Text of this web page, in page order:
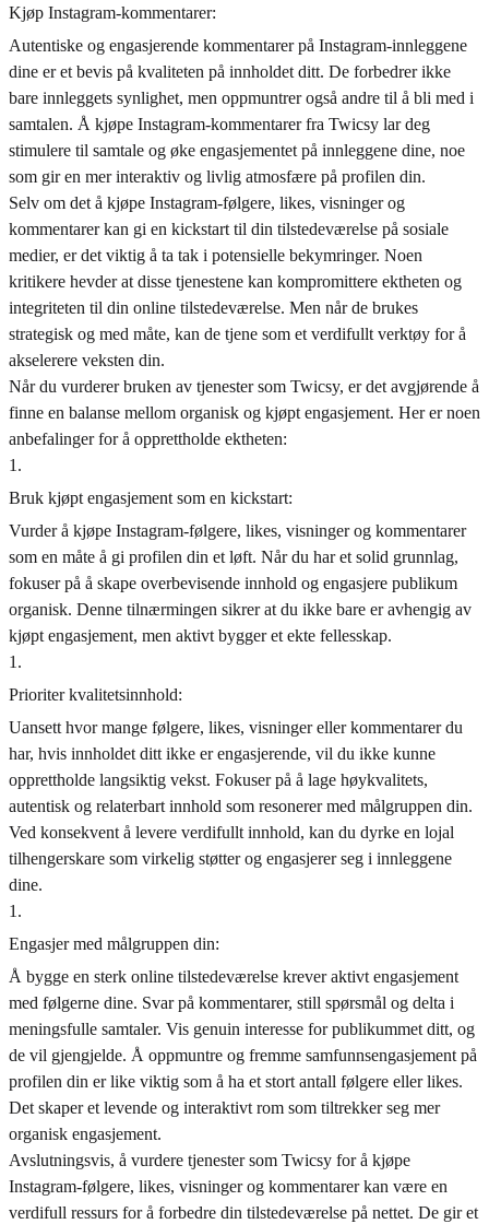
Kjøp Instagram-kommentarer:
Autentiske og engasjerende kommentarer på Instagram-innleggene
dine er et bevis på kvaliteten på innholdet ditt. De forbedrer ikke
bare innleggets synlighet, men oppmuntrer også andre til å bli med i
samtalen. Å kjøpe Instagram-kommentarer fra Twicsy lar deg
stimulere til samtale og øke engasjementet på innleggene dine, noe
som gir en mer interaktiv og livlig atmosfære på profilen din.
Selv om det å kjøpe Instagram-følgere, likes, visninger og
kommentarer kan gi en kickstart til din tilstedeværelse på sosiale
medier, er det viktig å ta tak i potensielle bekymringer. Noen
kritikere hevder at disse tjenestene kan kompromittere ektheten og
integriteten til din online tilstedeværelse. Men når de brukes
strategisk og med måte, kan de tjene som et verdifullt verktøy for å
akselerere veksten din.
Når du vurderer bruken av tjenester som Twicsy, er det avgjørende å
finne en balanse mellom organisk og kjøpt engasjement. Her er noen
anbefalinger for å opprettholde ektheten:
1 .
Bruk kjøpt engasjement som en kickstart:
Vurder å kjøpe Instagram-følgere, likes, visninger og kommentarer
som en måte å gi profilen din et løft. Når du har et solid grunnlag,
fokuser på å skape overbevisende innhold og engasjere publikum
organisk. Denne tilnærmingen sikrer at du ikke bare er avhengig av
kjøpt engasjement, men aktivt bygger et ekte fellesskap.
1 .
Prioriter kvalitetsinnhold:
Uansett hvor mange følgere, likes, visninger eller kommentarer du
har, hvis innholdet ditt ikke er engasjerende, vil du ikke kunne
opprettholde langsiktig vekst. Fokuser på å lage høykvalitets,
autentisk og relaterbart innhold som resonerer med målgruppen din.
Ved konsekvent å levere verdifullt innhold, kan du dyrke en lojal
tilhengerskare som virkelig støtter og engasjerer seg i innleggene
dine.
1 .
Engasjer med målgruppen din:
Å bygge en sterk online tilstedeværelse krever aktivt engasjement
med følgerne dine. Svar på kommentarer, still spørsmål og delta i
meningsfulle samtaler. Vis genuin interesse for publikummet ditt, og
de vil gjengjelde. Å oppmuntre og fremme samfunnsengasjement på
profilen din er like viktig som å ha et stort antall følgere eller likes.
Det skaper et levende og interaktivt rom som tiltrekker seg mer
organisk engasjement.
Avslutningsvis, å vurdere tjenester som Twicsy for å kjøpe
Instagram-følgere, likes, visninger og kommentarer kan være en
verdifull ressurs for å forbedre din tilstedeværelse på nettet. De gir et